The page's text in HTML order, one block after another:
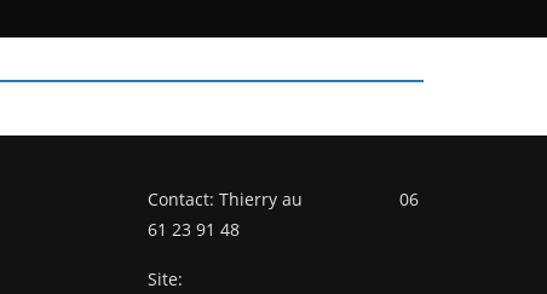
Contact: Thierry au 06
61 23 91 48
Site: